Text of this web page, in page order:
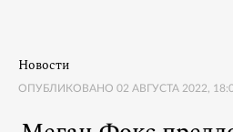
Новости
ОПУБЛИКОВАНО 02 АВГУСТА 2022,